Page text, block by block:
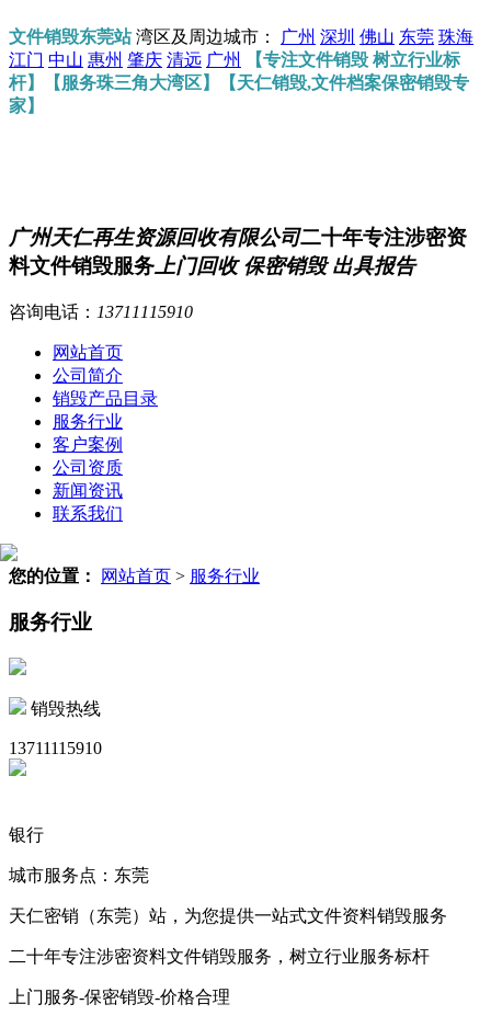
文件销毁东莞站湾区及周边城市： 广州 深圳 佛山 东莞 珠海
江门 中山 惠州 肇庆 清远 广州
【专注文件销毁 树立行业标
杆】【服务珠三角大湾区】【天仁销毁,文件档案保密销毁专
家】
广州天仁再生资源回收有限公司二十年专注涉密资
料文件销毁服务 上门回收 保密销毁 出具报告
咨询电话： 13711115910
网站首页
公司简介
销毁产品目录
服务行业
客户案例
公司资质
新闻资讯
联系我们
您的位置： 网站首页 > 服务行业
服务行业
销毁热线
13711115910
银行
城市服务点：东莞
天仁密销（东莞）站，为您提供一站式文件资料销毁服务
二十年专注涉密资料文件销毁服务，树立行业服务标杆
上门服务-保密销毁-价格合理